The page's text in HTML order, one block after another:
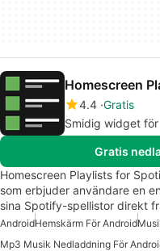
Homescreen
4.4 Gratis
Smidig widget
Gratis
Homescreen Playlists for
som erbjuder användare en
sina Spotify-spellistor direkt
AndroidHemskärm För Android
Mp3 Musik Nedladdning För